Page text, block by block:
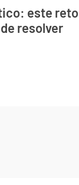
este reto
resolver